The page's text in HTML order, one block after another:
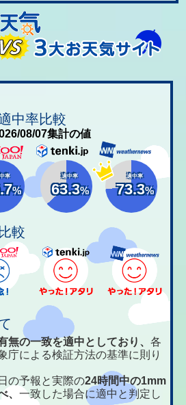
中率比較
08/07集計の値
率
%
適中率
63.3%
適中率
73.3%
較
無の一致を適中としており、各
庁による検証方法の基準に則り
の予報と実際の24時間中の1mm
、一致した場合に適中と判定し